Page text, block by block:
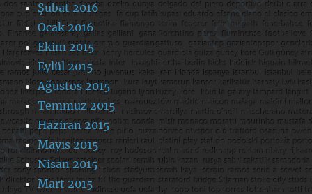
Şubat 2016
Ocak 2016
Ekim 2015
Eylül 2015
Ağustos 2015
Temmuz 2015
Haziran 2015
Mayıs 2015
Nisan 2015
Mart 2015